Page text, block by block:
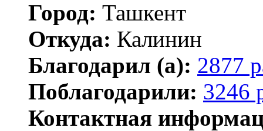
Город: Ташкент
Откуда: Калинин
Благодарил (а): 2877
Поблагодарили: 3246
Контактная